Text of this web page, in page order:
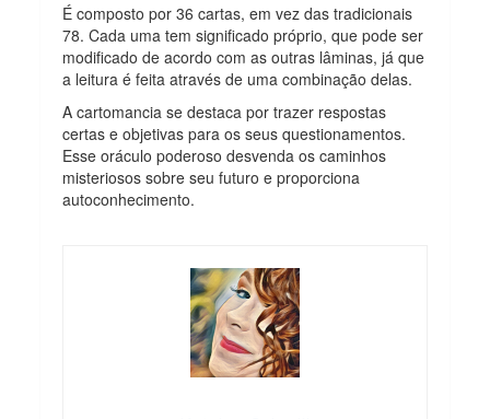
É composto por 36 cartas, em vez das tradicionais
78. Cada uma tem significado próprio, que pode ser
modificado de acordo com as outras lâminas, já que
a leitura é feita através de uma combinação delas.
A cartomancia se destaca por trazer respostas
certas e objetivas para os seus questionamentos.
Esse oráculo poderoso desvenda os caminhos
misteriosos sobre seu futuro e proporciona
autoconhecimento.